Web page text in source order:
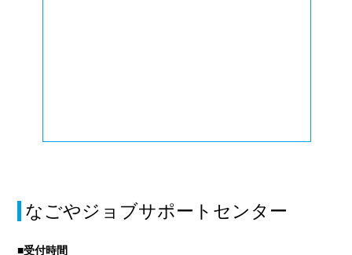
なごやジョブサポートセンター
■受付時間